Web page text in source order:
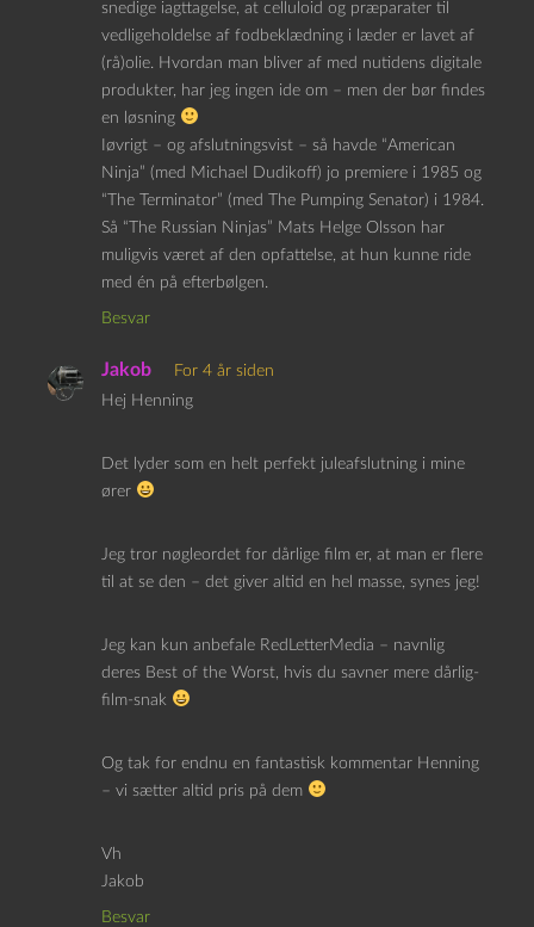
snedige iagttagelse, at celluloid og præparater til
vedligeholdelse af fodbeklædning i læder er lavet af
(rå)olie. Hvordan man bliver af med nutidens digitale
produkter, har jeg ingen ide om – men der bør findes
en løsning
Iøvrigt – og afslutningsvist – så havde “American
Ninja” (med Michael Dudikoff) jo premiere i 1985 og
“The Terminator” (med The Pumping Senator) i 1984.
Så “The Russian Ninjas” Mats Helge Olsson har
muligvis været af den opfattelse, at hun kunne ride
med én på efterbølgen.
Besvar
Jakob
For 4 år siden
Hej Henning
Det lyder som en helt perfekt juleafslutning i mine
ører
Jeg tror nøgleordet for dårlige film er, at man er flere
til at se den – det giver altid en hel masse, synes jeg!
Jeg kan kun anbefale RedLetterMedia – navnlig
deres Best of the Worst, hvis du savner mere dårlig-
film-snak
Og tak for endnu en fantastisk kommentar Henning
– vi sætter altid pris på dem
Vh
Jakob
Besvar